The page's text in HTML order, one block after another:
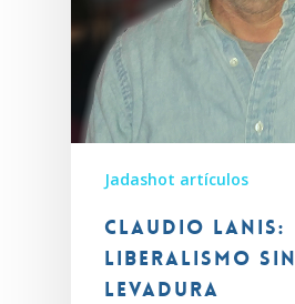
Jadashot artículos
Claudio Lanis:
Liberalismo sin
levadura